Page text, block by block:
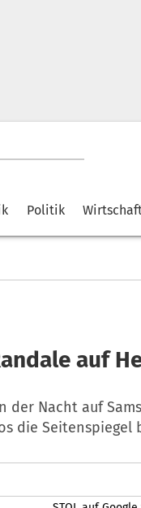
Politik
auf
der Nacht auf
die Seitenspiegel